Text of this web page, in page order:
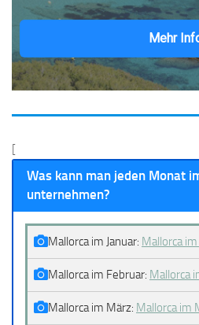
Mehr
[
Was kann man jeden Monat
unternehmen?
Mallorca im Januar: Mallorca im
Mallorca im Februar: Mallorca
Mallorca im März: Mallorca im